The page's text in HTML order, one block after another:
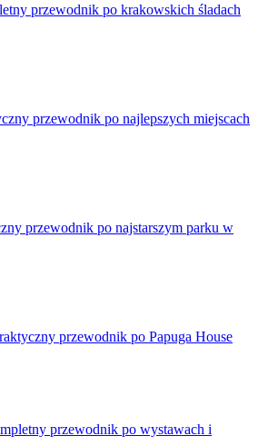
przewodnik po krakowskich śladach
przewodnik po najlepszych miejscach
przewodnik po najstarszym parku w
przewodnik po Papuga House
przewodnik po wystawach i